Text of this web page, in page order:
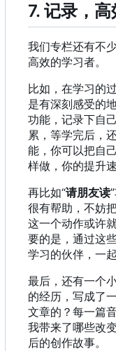
7. 记录，
我们专栏还有不
高效的学习者。
比如，在学习的
是有深刻感受的
功能，记录下自
累，等学完后，
能，你可以把自
样做，你的提升
再比如“请朋友读
很有帮助，不妨
这一个动作或许
要的是，通过这
学习的伙伴，一
最后，还有一个
的经历，写成了
文章的？每一篇
我带来了哪些改
后的创作故事。